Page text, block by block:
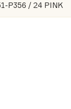
P356 / 24 PINK